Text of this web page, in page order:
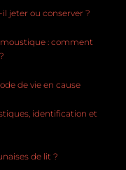
jeter ou conserver ?
: comment
de vie en cause
identification et
de lit ?